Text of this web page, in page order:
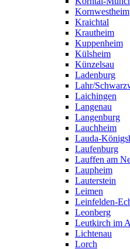
Kornwestheim
Kraichtal
Krautheim
Kuppenheim
Külsheim
Künzelsau
Ladenburg
Lahr/
Laichingen
Langenau
Langenburg
Lauchheim
Lauda-
Laufenburg
Lauffen am
Laupheim
Lauterstein
Leimen
Leinfelden-
Leonberg
Leutkirch im
Lichtenau
Lorch